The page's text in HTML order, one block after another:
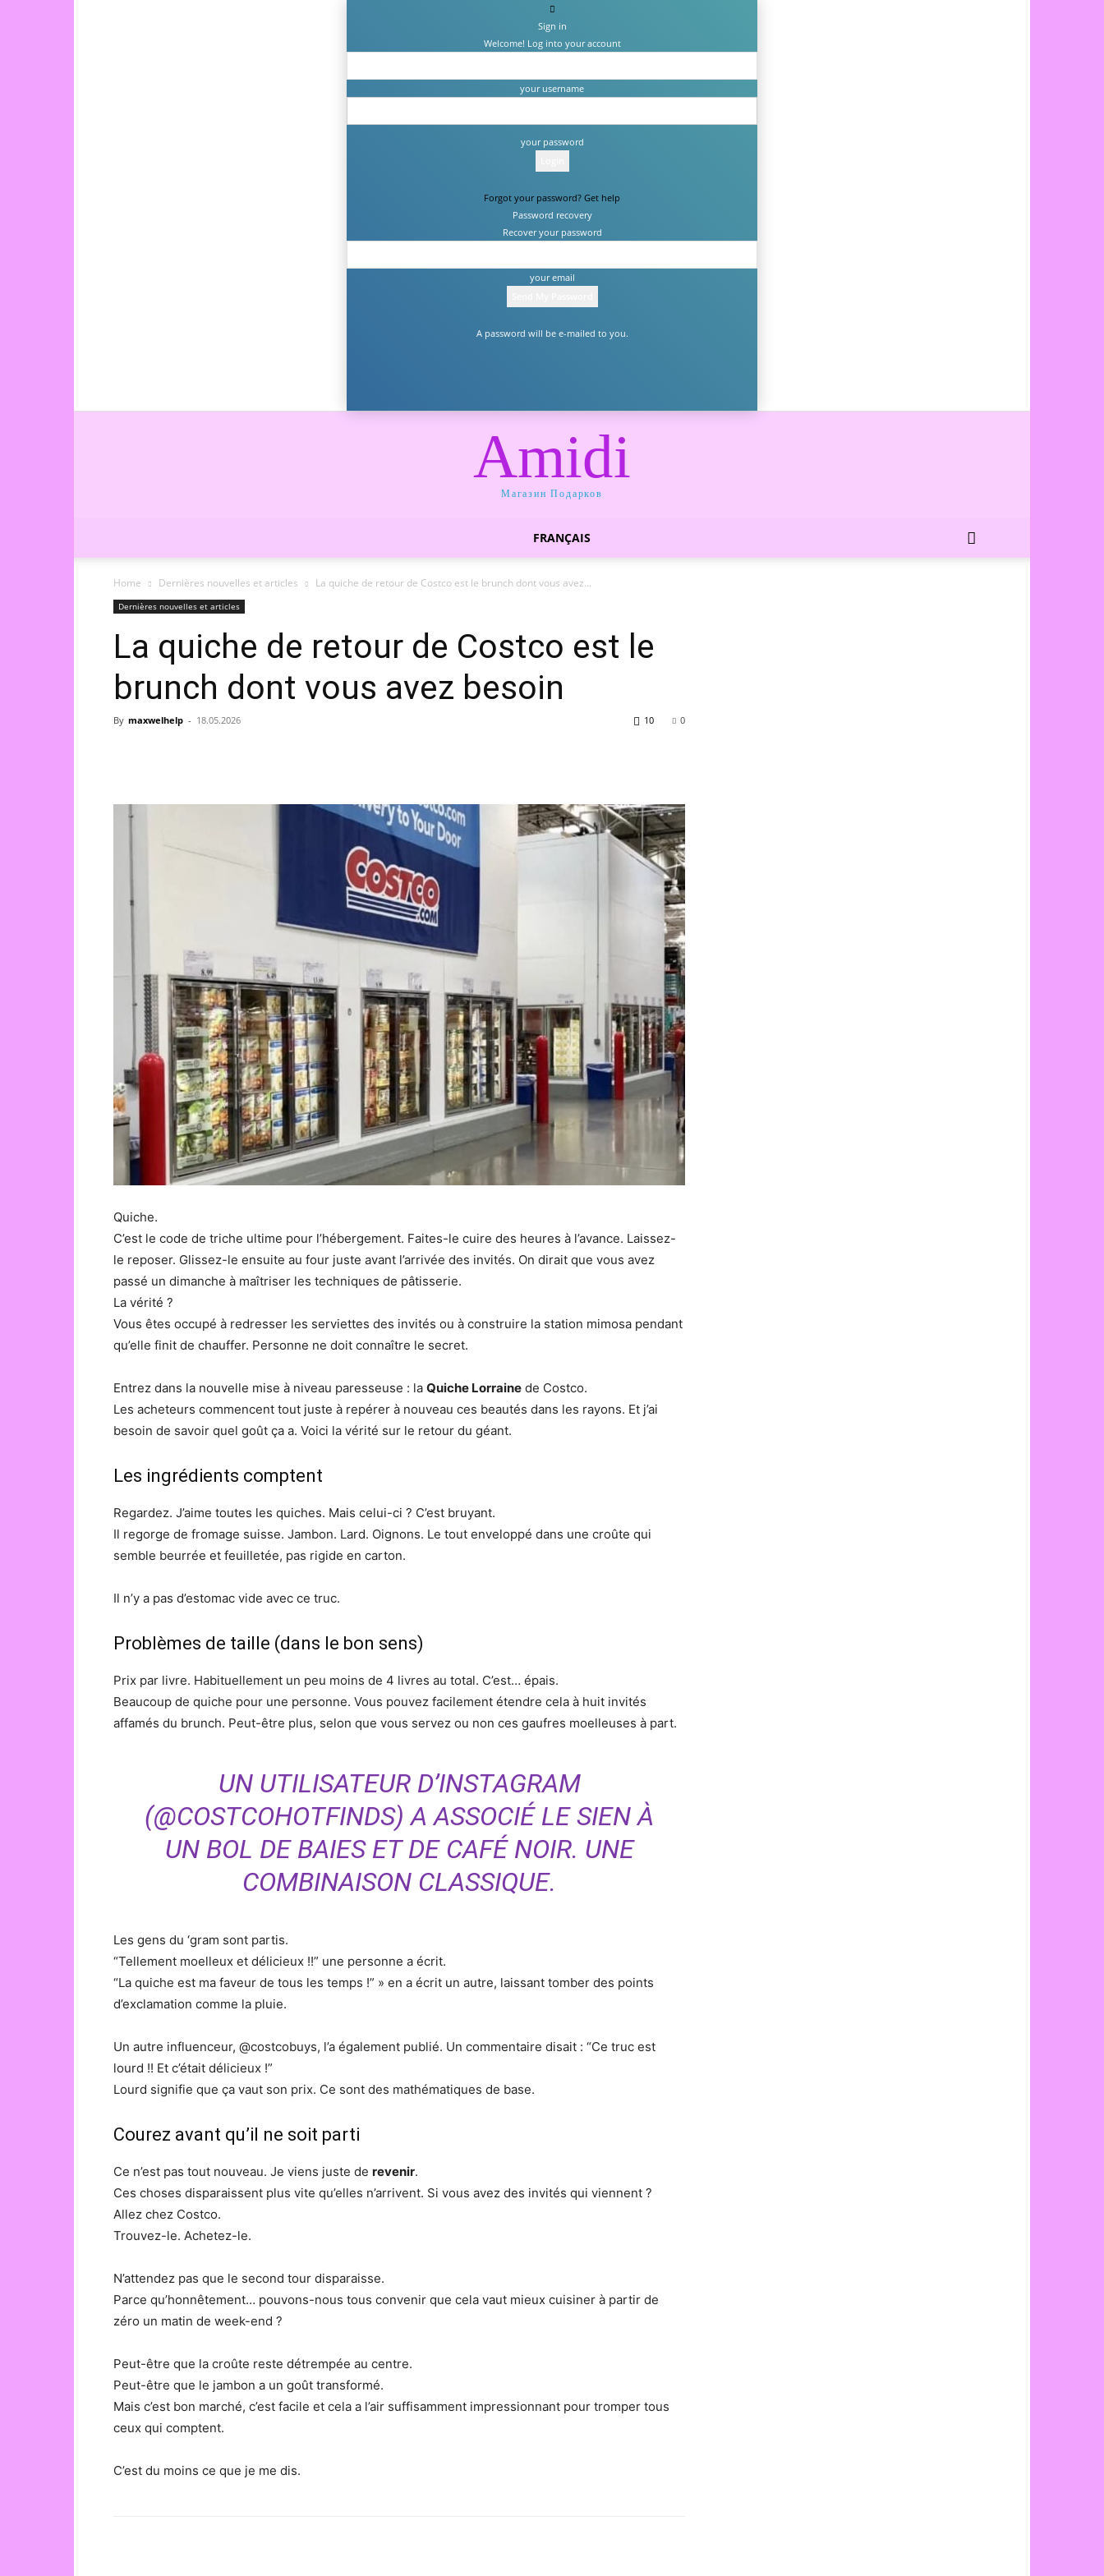
Sign in
Welcome! Log into your account
your username
your password
Forgot your password? Get help
Password recovery
Recover your password
your email
A password will be e-mailed to you.
Amidi
Магазин Подарков
FRANÇAIS
Home Dernières nouvelles et articles La quiche de retour de Costco est le brunch dont vous avez...
Dernières nouvelles et articles
La quiche de retour de Costco est le
brunch dont vous avez besoin
By maxwelhelp - 18.05.2026 0
10
Quiche.
C’est le code de triche ultime pour l’hébergement. Faites-le cuire des heures à l’avance. Laissez-
le reposer. Glissez-le ensuite au four juste avant l’arrivée des invités. On dirait que vous avez
passé un dimanche à maîtriser les techniques de pâtisserie.
La vérité ?
Vous êtes occupé à redresser les serviettes des invités ou à construire la station mimosa pendant
qu’elle finit de chauffer. Personne ne doit connaître le secret.
Entrez dans la nouvelle mise à niveau paresseuse : la Quiche Lorraine de Costco.
Les acheteurs commencent tout juste à repérer à nouveau ces beautés dans les rayons. Et j’ai
besoin de savoir quel goût ça a. Voici la vérité sur le retour du géant.
Les ingrédients comptent
Regardez. J’aime toutes les quiches. Mais celui-ci ? C’est bruyant.
Il regorge de fromage suisse. Jambon. Lard. Oignons. Le tout enveloppé dans une croûte qui
semble beurrée et feuilletée, pas rigide en carton.
Il n’y a pas d’estomac vide avec ce truc.
Problèmes de taille (dans le bon sens)
Prix par livre. Habituellement un peu moins de 4 livres au total. C’est… épais.
Beaucoup de quiche pour une personne. Vous pouvez facilement étendre cela à huit invités
affamés du brunch. Peut-être plus, selon que vous servez ou non ces gaufres moelleuses à part.
UN UTILISATEUR D’INSTAGRAM
(@COSTCOHOTFINDS) A ASSOCIÉ LE SIEN À
UN BOL DE BAIES ET DE CAFÉ NOIR. UNE
COMBINAISON CLASSIQUE.
Les gens du ‘gram sont partis.
“Tellement moelleux et délicieux !!” une personne a écrit.
“La quiche est ma faveur de tous les temps !” » en a écrit un autre, laissant tomber des points
d’exclamation comme la pluie.
Un autre influenceur, @costcobuys, l’a également publié. Un commentaire disait : “Ce truc est
lourd !! Et c’était délicieux !”
Lourd signifie que ça vaut son prix. Ce sont des mathématiques de base.
Courez avant qu’il ne soit parti
Ce n’est pas tout nouveau. Je viens juste de revenir.
Ces choses disparaissent plus vite qu’elles n’arrivent. Si vous avez des invités qui viennent ?
Allez chez Costco.
Trouvez-le. Achetez-le.
N’attendez pas que le second tour disparaisse.
Parce qu’honnêtement… pouvons-nous tous convenir que cela vaut mieux cuisiner à partir de
zéro un matin de week-end ?
Peut-être que la croûte reste détrempée au centre.
Peut-être que le jambon a un goût transformé.
Mais c’est bon marché, c’est facile et cela a l’air suffisamment impressionnant pour tromper tous
ceux qui comptent.
C’est du moins ce que je me dis.